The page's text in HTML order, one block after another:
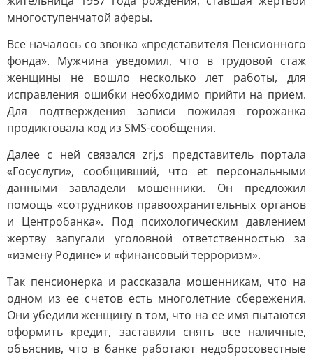
многоступенчатой аферы.
Все началось со звонка «представителя Пенсионного
фонда». Мужчина уведомил, что в трудовой стаж
женщины не вошло несколько лет работы, для
исправления ошибки необходимо прийти на прием.
Для подтверждения записи пожилая горожанка
продиктовала код из SMS-сообщения.
Далее с ней связался zrj,s представитель портала
«Госуслуги», сообщивший, что еt персональными
данными завладели мошенники. Он предложил
помощь «сотрудников правоохранительных органов
и Центробанка». Под психологическим давлением
жертву запугали уголовной ответственностью за
«измену Родине» и «финансовый терроризм».
Так пенсионерка и рассказала мошенникам, что на
одном из ее счетов есть многолетние сбережения.
Они убедили женщину в том, что на ее имя пытаются
оформить кредит, заставили снять все наличные,
объяснив, что в банке работают недобросовестные